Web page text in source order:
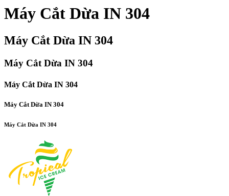
Máy Cắt Dừa IN 304
Máy Cắt Dừa IN 304
Máy Cắt Dừa IN 304
Máy Cắt Dừa IN 304
Máy Cắt Dừa IN 304
Máy Cắt Dừa IN 304